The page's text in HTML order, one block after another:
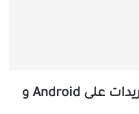
قم بإلغاء حماية التغريدات على Android و